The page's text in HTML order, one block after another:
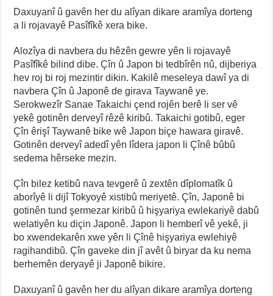
Daxuyanî û gavên her du alîyan dikare aramîya dorteng
a li rojavayê Pasîfîkê xera bike.
Alozîya di navbera du hêzên gewre yên li rojavayê
Pasîfîkê bilind dibe. Çîn û Japon bi tedbîrên nû, dijberiya
hev roj bi roj mezintir dikin. Kakilê meseleya dawî ya di
navbera Çîn û Japonê de girava Taywanê ye.
Serokwezîr Sanae Takaichi çend rojên berê li ser vê
yekê gotinên derveyî rêzê kiribû. Takaichi gotibû, eger
Çîn êrişî Taywanê bike wê Japon biçe hawara giravê.
Gotinên derveyî adedî yên lîdera japon li Çînê bûbû
sedema hêrseke mezin.
Çîn bilez ketibû nava tevgerê û zextên dîplomatîk û
aborîyê li dijî Tokyoyê xistibû meriyetê. Çîn, Japonê bi
gotinên tund şermezar kiribû û hişyariya ewlekariyê dabû
welatiyên ku diçin Japonê. Japon li hemberî vê yekê, ji
bo xwendekarên xwe yên li Çînê hişyariya ewlehiyê
ragihandibû. Çîn gaveke din jî avêt û biryar da ku nema
berhemên deryayê ji Japonê bikire.
Daxuyanî û gavên her du alîyan dikare aramîya dorteng